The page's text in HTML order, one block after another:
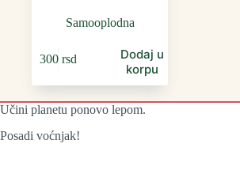
Samooplodna
300 rsd
Dodaj u
korpu
Učini planetu ponovo lepom.
Posadi voćnjak!